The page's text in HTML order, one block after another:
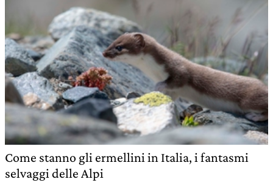
Come stanno gli ermellini in Italia, i fantasmi
selvaggi delle Alpi